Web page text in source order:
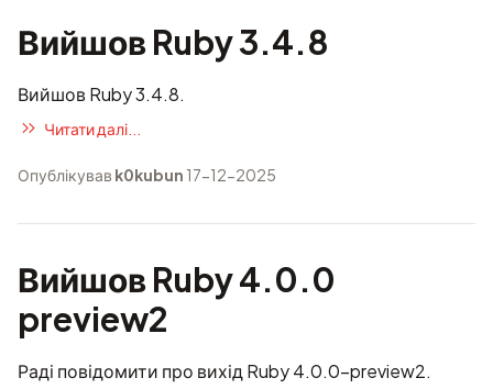
Вийшов Ruby 3.4.8
Вийшов Ruby 3.4.8.
Читати далі...
Опублікував k0kubun 17-12-2025
Вийшов Ruby 4.0.0
preview2
Раді повідомити про вихід Ruby 4.0.0-preview2.